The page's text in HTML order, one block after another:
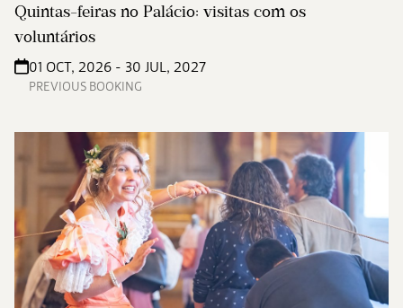
Quintas-feiras no Palácio: visitas com os
voluntários
01 OCT, 2026 - 30 JUL, 2027
PREVIOUS BOOKING